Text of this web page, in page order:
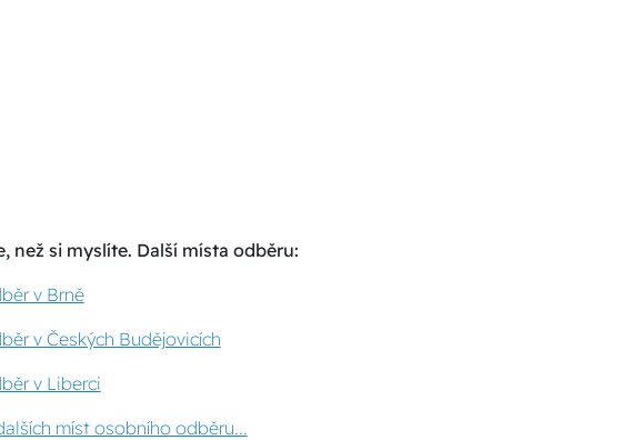
než si myslíte. Další místa odběru:
v Brně
v Českých Budějovicích
v Liberci
míst osobního odběru...